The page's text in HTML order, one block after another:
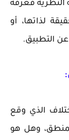
النظرية فعرّفه
لذاتها، أو
التطبيق.
الذي وقع
وهل هو